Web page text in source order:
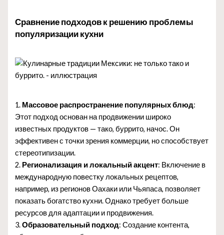
Сравнение подходов к решению проблемы
популяризации кухни
1. Массовое распространение популярных блюд:
Этот подход основан на продвижении широко
известных продуктов — тако, буррито, начос. Он
эффективен с точки зрения коммерции, но способствует
стереотипизации.
2. Регионализация и локальный акцент: Включение в
международную повестку локальных рецептов,
например, из регионов Оахаки или Чьяпаса, позволяет
показать богатство кухни. Однако требует больше
ресурсов для адаптации и продвижения.
3.Образовательный подход: Создание контента,